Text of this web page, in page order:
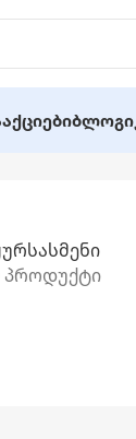
ᲐქციებიᲑლოგი
პროდუქტი